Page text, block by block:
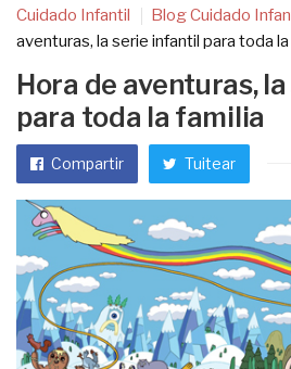
Cuidado Infantil Blog Cuidado
aventuras, la serie infantil para toda
Hora de aventuras,
para toda la familia
Compartir Tuitear